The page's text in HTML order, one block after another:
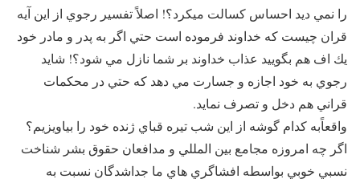
را نمي ديد احساس كسالت ميكرد؟!‌ اصلاً ‌تفسير رجوي از اين آيه
قران چيست كه خداوند فرموده است حتي اگر به پدر و مادر خود
يك اف هم بگوييد عذاب خداوند بر شما نازل مي شود؟! شايد
رجوي به خود اجازه و جسارت مي دهد كه حتي در محكمات
قراني هم دخل و تصرف نمايد.
واقعاً‌به كدام گوشه از اين شب تيره قباي ژنده خود را بياويزيم؟‌
اگر چه امروزه مجامع بين المللي و مدافعان حقوق بشر شناخت
نسبي خوبي بواسطه افشاگري هاي ما جداشدگان نسبت به